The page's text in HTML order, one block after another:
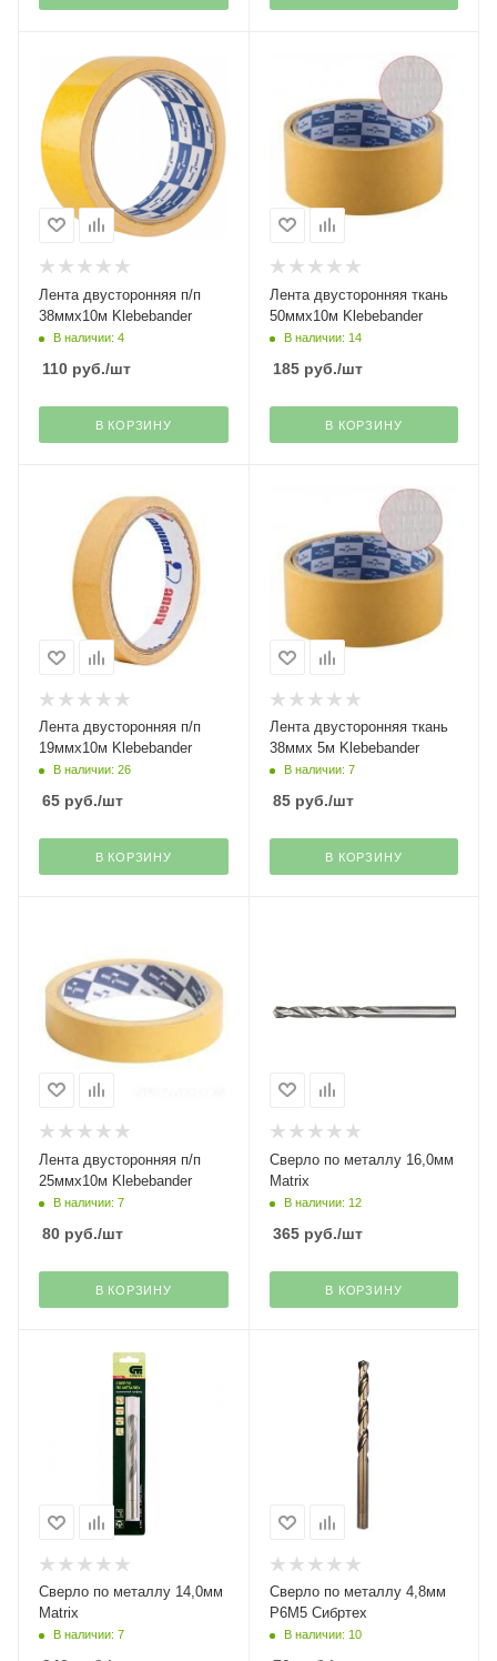
Лента двусторонняя п/п
38ммх10м Klebebander
В наличии: 4
110 руб./шт
В КОРЗИНУ
Лента двусторонняя ткань
50ммх10м Klebebander
В наличии: 14
185руб./шт
В КОРЗИНУ
Лента двусторонняя п/п
19ммх10м Klebebander
В наличии: 26
65 руб./шт
В КОРЗИНУ
Лента двусторонняя ткань
38ммх 5м Klebebander
В наличии: 7
85руб./шт
В КОРЗИНУ
Лента двусторонняя п/п
25ммх10м Klebebander
В наличии: 7
80 руб./шт
В КОРЗИНУ
Сверло по металлу 16,0мм
Matrix
В наличии: 12
365руб./шт
В КОРЗИНУ
Сверло по металлу 14,0мм
Matrix
В наличии: 7
Сверло по металлу 4,8мм
Р6М5 Сибртех
В наличии: 10